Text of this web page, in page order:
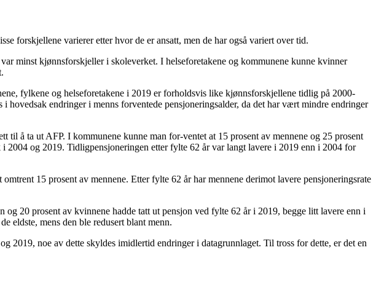
forskjellene varierer etter hvor de er ansatt, men de har også variert over tid.
minst kjønnsforskjeller i skoleverket. I helseforetakene og kommunene kunne kvinner
fylkene og helseforetakene i 2019 er forholdsvis like kjønnsforskjellene tidlig på 2000-
hovedsak endringer i menns forventede pensjoneringsalder, da det har vært mindre endringer
til å ta ut AFP. I kommunene kunne man for-ventet at 15 prosent av mennene og 25 prosent
og 2019. Tidligpensjoneringen etter fylte 62 år var langt lavere i 2019 enn i 2004 for
15 prosent av mennene. Etter fylte 62 år har mennene derimot lavere pensjoneringsrate
20 prosent av kvinnene hadde tatt ut pensjon ved fylte 62 år i 2019, begge litt lavere enn i
eldste, mens den ble redusert blant menn.
2019, noe av dette skyldes imidlertid endringer i datagrunnlaget. Til tross for dette, er det en